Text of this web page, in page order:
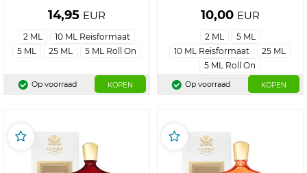
14,95 EUR
2 ML
10 ML Reisformaat
5 ML
25 ML 5 ML Roll On
Op voorraad KOPEN
10,00 EUR
2 ML
5 ML
10 ML Reisformaat
25 ML
5 ML Roll On
Op voorraad KOPEN